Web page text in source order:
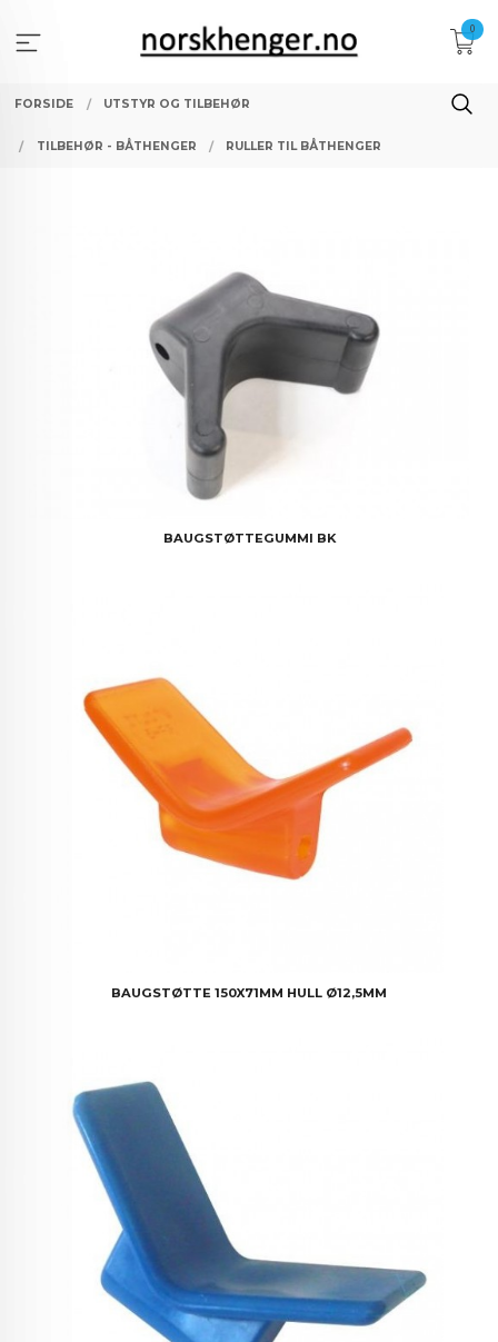
innholdet
0
FORSIDE UTSTYR OG TILBEHØR
TILBEHØR - BÅTHENGER RULLER TIL BÅTHENGER
BAUGSTØTTEGUMMI BK
BAUGSTØTTE 150X71MM HULL Ø12,5MM